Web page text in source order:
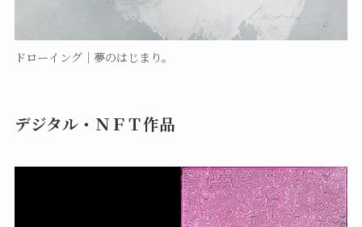
ドローイング｜夢のはじまり。
デジタル・ＮＦＴ作品